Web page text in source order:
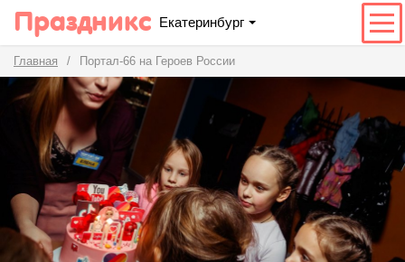
Праздникс Екатеринбург
Главная Портал-66 на Героев России